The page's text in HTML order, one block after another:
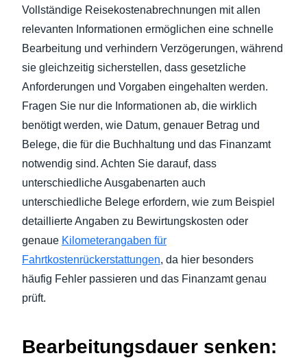
Vollständige Reisekostenabrechnungen mit allen
relevanten Informationen ermöglichen eine schnelle
Bearbeitung und verhindern Verzögerungen, während
sie gleichzeitig sicherstellen, dass gesetzliche
Anforderungen und Vorgaben eingehalten werden.
Fragen Sie nur die Informationen ab, die wirklich
benötigt werden, wie Datum, genauer Betrag und
Belege, die für die Buchhaltung und das Finanzamt
notwendig sind. Achten Sie darauf, dass
unterschiedliche Ausgabenarten auch
unterschiedliche Belege erfordern, wie zum Beispiel
detaillierte Angaben zu Bewirtungskosten oder
genaue Kilometerangaben für
Fahrtkostenrückerstattungen, da hier besonders
häufig Fehler passieren und das Finanzamt genau
prüft.
Bearbeitungsdauer senken: